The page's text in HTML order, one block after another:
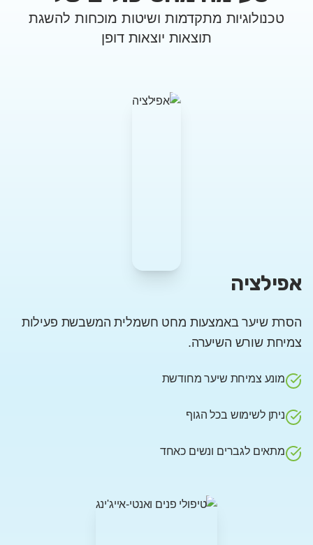
טכנולוגיות מתקדמות ושיטות מוכחות להשגת
תוצאות יוצאות דופן
אפילציה
הסרת שיער באמצעות מחט חשמלית המשבשת פעילות
צמיחת שורש השיערה.
מונע צמיחת שיער מחודשת
ניתן לשימוש בכל הגוף
מתאים לגברים ונשים כאחד